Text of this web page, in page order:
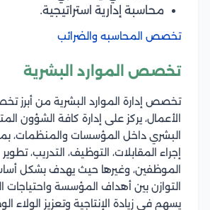
محاسبة إدارية استراتيجية.
تخصص المحاسبه والضرائب
تخصص الموارد البشرية
تخصص إدارة الموارد البشرية من أبرز
الأعمال، يركز على إدارة كافة الشؤون
البشري داخل المؤسسات والمنظمات،
إجراء المقابلات، التوظيف، التدريب، تطوير
الموظفين، وغيرها حيث يهدف بشكل
التوازن بين أهداف المؤسسة واحتياجات
يسهم في زيادة الإنتاجية وتعزيز الولاء